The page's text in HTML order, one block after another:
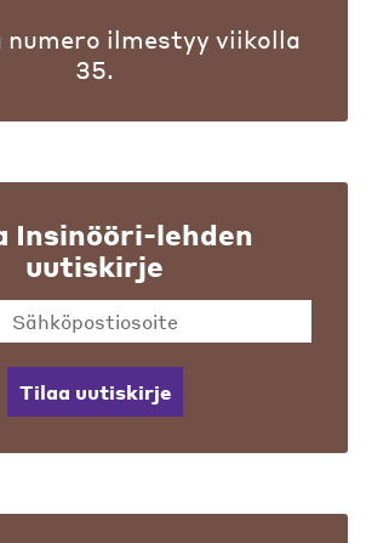
numero ilmestyy viikolla
35.
Insinööri-lehden
uutiskirje
Tilaa uutiskirje